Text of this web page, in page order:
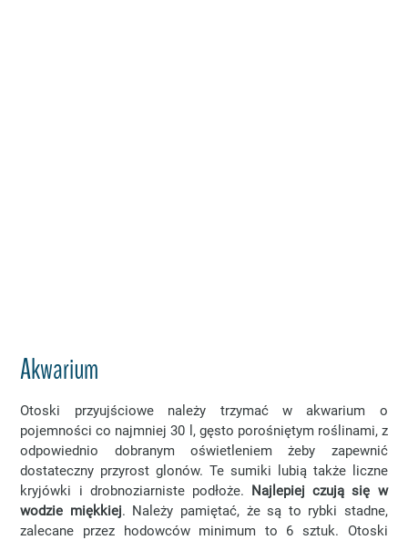
Akwarium
Otoski przyujściowe należy trzymać w akwarium o
pojemności co najmniej 30 l, gęsto porośniętym roślinami, z
odpowiednio dobranym oświetleniem żeby zapewnić
dostateczny przyrost glonów. Te sumiki lubią także liczne
kryjówki i drobnoziarniste podłoże. Najlepiej czują się w
wodzie miękkiej. Należy pamiętać, że są to rybki stadne,
zalecane przez hodowców minimum to 6 sztuk. Otoski